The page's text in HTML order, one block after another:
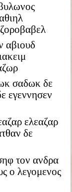
αβιουδ
σαδωκ δε
εγεννησεν
ελεαζαρ
δε
τον ανδρα
ο λεγομενος